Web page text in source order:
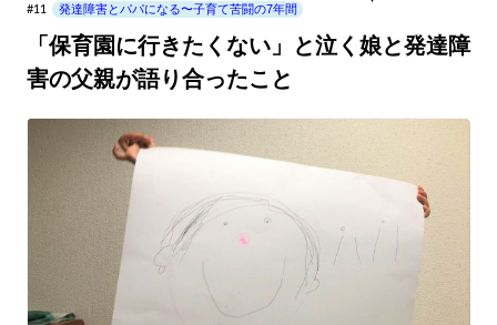
#11 発達障害とパパになる〜子育て苦闘の7年間
「保育園に行きたくない」と泣く娘と発達障
害の父親が語り合ったこと